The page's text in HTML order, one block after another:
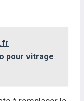
pour vitrage